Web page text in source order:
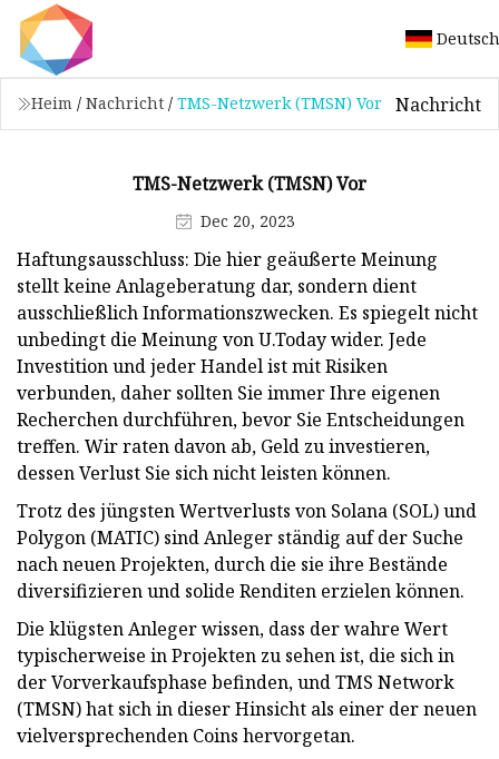
Deutsch
Heim / Nachricht / TMS-Netzwerk (TMSN) Vor Nachricht
TMS-Netzwerk (TMSN) Vor
Dec 20, 2023
Haftungsausschluss: Die hier geäußerte Meinung
stellt keine Anlageberatung dar, sondern dient
ausschließlich Informationszwecken. Es spiegelt nicht
unbedingt die Meinung von U.Today wider. Jede
Investition und jeder Handel ist mit Risiken
verbunden, daher sollten Sie immer Ihre eigenen
Recherchen durchführen, bevor Sie Entscheidungen
treffen. Wir raten davon ab, Geld zu investieren,
dessen Verlust Sie sich nicht leisten können.
Trotz des jüngsten Wertverlusts von Solana (SOL) und
Polygon (MATIC) sind Anleger ständig auf der Suche
nach neuen Projekten, durch die sie ihre Bestände
diversifizieren und solide Renditen erzielen können.
Die klügsten Anleger wissen, dass der wahre Wert
typischerweise in Projekten zu sehen ist, die sich in
der Vorverkaufsphase befinden, und TMS Network
(TMSN) hat sich in dieser Hinsicht als einer der neuen
vielversprechenden Coins hervorgetan.